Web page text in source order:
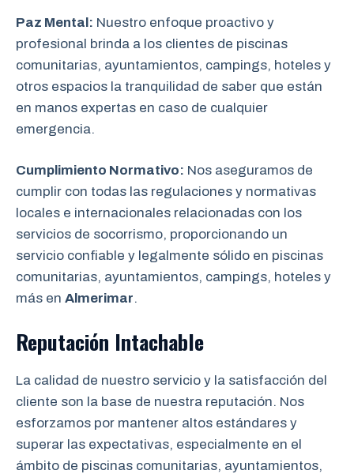
Paz Mental: Nuestro enfoque proactivo y
profesional brinda a los clientes de piscinas
comunitarias, ayuntamientos, campings, hoteles y
otros espacios la tranquilidad de saber que están
en manos expertas en caso de cualquier
emergencia.
Cumplimiento Normativo: Nos aseguramos de
cumplir con todas las regulaciones y normativas
locales e internacionales relacionadas con los
servicios de socorrismo, proporcionando un
servicio confiable y legalmente sólido en piscinas
comunitarias, ayuntamientos, campings, hoteles y
más en Almerimar.
Reputación Intachable
La calidad de nuestro servicio y la satisfacción del
cliente son la base de nuestra reputación. Nos
esforzamos por mantener altos estándares y
superar las expectativas, especialmente en el
ámbito de piscinas comunitarias, ayuntamientos,